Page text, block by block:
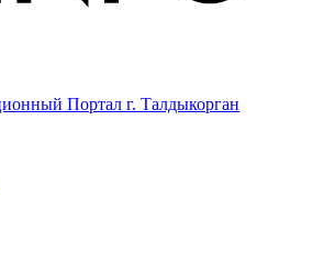
Портал г. Талдыкорган